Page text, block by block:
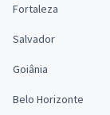
Fortaleza
Salvador
Goiânia
Belo Horizonte